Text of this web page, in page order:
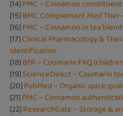
[14]PMC – Cinnamon
[15]BMC Complement Med Ther
[16]PMC – Cinnamon in tea
[17]Clinical Pharmacology &
identification
[18]BfR – Coumarin FAQ
[19]ScienceDirect – Coumarin
[20]PubMed – Organic spice
[21]PMC – Cinnamon
[22]ResearchGate – Storage &